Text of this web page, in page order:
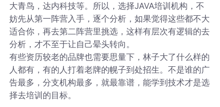
大青鸟，达内科技等。所以，选择JAVA培训机构，不
妨先从第一阵营入手，逐个分析，如果觉得这些都不大
适合你，再去第二阵营里挑选，这样有层次有逻辑的去
分析，才不至于让自己晕头转向。
有些资历较老的品牌也需要思量下，林子大了什么样的
人都有，有的人打着老牌的幌子到处招生。不是谁的广
告最多，分支机构最多，就最靠谱，能学到技术才是选
择去培训的目标。